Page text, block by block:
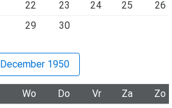
22 23 24 25
26
29 30
December 1950
Wo Do Vr Za
Zo